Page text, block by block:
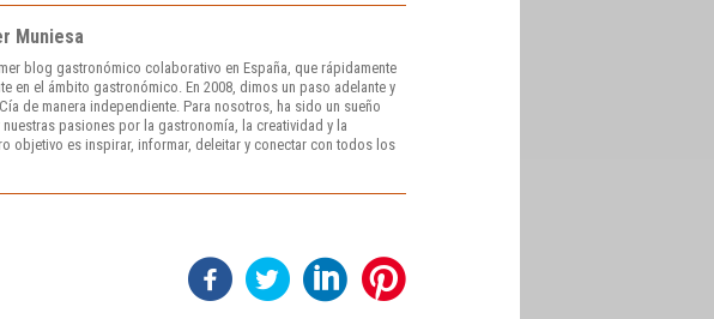
Muniesa
blog gastronómico colaborativo en España, que rápidamente
en el ámbito gastronómico. En 2008, dimos un paso adelante y
de manera independiente. Para nosotros, ha sido un sueño
pasiones por la gastronomía, la creatividad y la
objetivo es inspirar, informar, deleitar y conectar con todos los